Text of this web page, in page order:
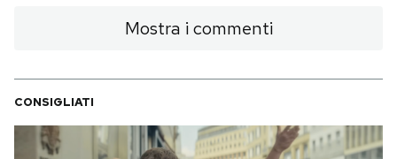
Mostra i commenti
CONSIGLIATI